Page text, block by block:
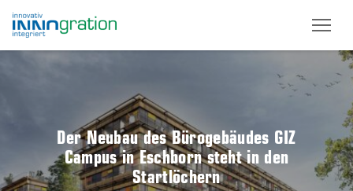
Der Neubau des Bürogebäudes GIZ
Campus in Eschborn steht in den
Startlöchern